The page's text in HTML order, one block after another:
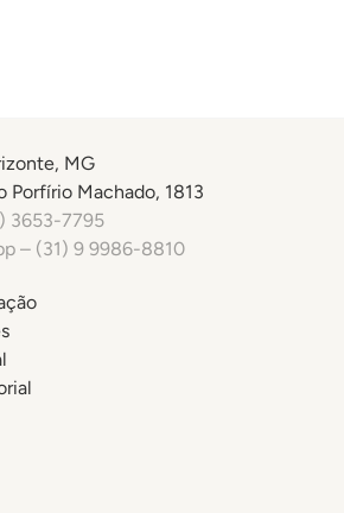
MG
Porfírio Machado, 1813
3653-7795
– (31) 9 9986-8810